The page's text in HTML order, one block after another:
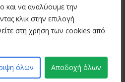
και να αναλύουμε την
κλικ στην επιλογή
στη χρήση των cookies από
όλων Αποδοχή όλων